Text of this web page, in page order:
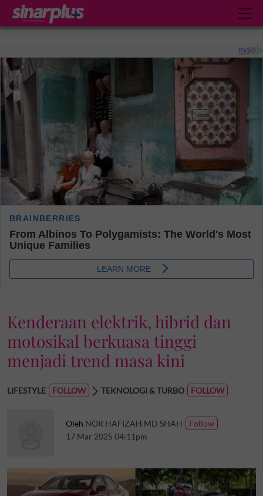
Kenderaan elektrik, hibrid dan
motosikal berkuasa tinggi
menjadi trend masa kini
LIFESTYLE TEKNOLOGI & TURBO
Oleh NOR HAFIZAH MD SHAH
17 Mar 2025 04:11pm